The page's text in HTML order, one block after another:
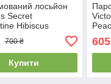
лосьйон
Secret
Hibiscus
700 ₴
Купити
605